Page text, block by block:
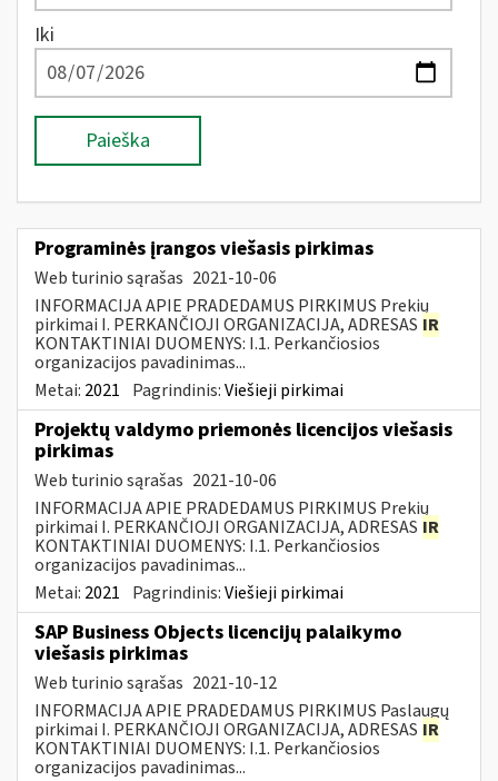
Iki
Paieška
Programinės įrangos viešasis pirkimas
Web turinio sąrašas 2021-10-06
INFORMACIJA APIE PRADEDAMUS PIRKIMUS Prekių
pirkimai I. PERKANČIOJI ORGANIZACIJA, ADRESAS IR
KONTAKTINIAI DUOMENYS: I.1. Perkančiosios
organizacijos pavadinimas...
Metai: 2021 Pagrindinis:Viešieji pirkimai
Projektų valdymo priemonės licencijos viešasis
pirkimas
Web turinio sąrašas 2021-10-06
INFORMACIJA APIE PRADEDAMUS PIRKIMUS Prekių
pirkimai I. PERKANČIOJI ORGANIZACIJA, ADRESAS IR
KONTAKTINIAI DUOMENYS: I.1. Perkančiosios
organizacijos pavadinimas...
Metai: 2021 Pagrindinis:Viešieji pirkimai
SAP Business Objects licencijų palaikymo
viešasis pirkimas
Web turinio sąrašas 2021-10-12
INFORMACIJA APIE PRADEDAMUS PIRKIMUS Paslaugų
pirkimai I. PERKANČIOJI ORGANIZACIJA, ADRESAS IR
KONTAKTINIAI DUOMENYS: I.1. Perkančiosios
organizacijos pavadinimas...